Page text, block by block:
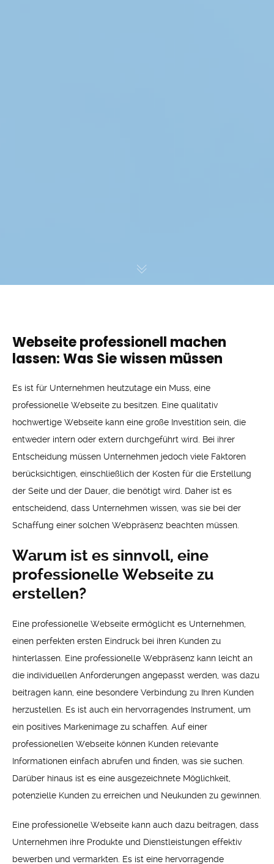
Webseite professionell machen
lassen: Was Sie wissen müssen
Es ist für Unternehmen heutzutage ein Muss, eine
professionelle Webseite zu besitzen. Eine qualitativ
hochwertige Webseite kann eine große Investition sein, die
entweder intern oder extern durchgeführt wird. Bei ihrer
Entscheidung müssen Unternehmen jedoch viele Faktoren
berücksichtigen, einschließlich der Kosten für die Erstellung
der Seite und der Dauer, die benötigt wird. Daher ist es
entscheidend, dass Unternehmen wissen, was sie bei der
Schaffung einer solchen Webpräsenz beachten müssen.
Warum ist es sinnvoll, eine
professionelle Webseite zu
erstellen?
Eine professionelle Webseite ermöglicht es Unternehmen,
einen perfekten ersten Eindruck bei ihren Kunden zu
hinterlassen. Eine professionelle Webpräsenz kann leicht an
die individuellen Anforderungen angepasst werden, was dazu
beitragen kann, eine besondere Verbindung zu Ihren Kunden
herzustellen. Es ist auch ein hervorragendes Instrument, um
ein positives Markenimage zu schaffen. Auf einer
professionellen Webseite können Kunden relevante
Informationen einfach abrufen und finden, was sie suchen.
Darüber hinaus ist es eine ausgezeichnete Möglichkeit,
potenzielle Kunden zu erreichen und Neukunden zu gewinnen.
Eine professionelle Webseite kann auch dazu beitragen, dass
Unternehmen ihre Produkte und Dienstleistungen effektiv
bewerben und vermarkten. Es ist eine hervorragende